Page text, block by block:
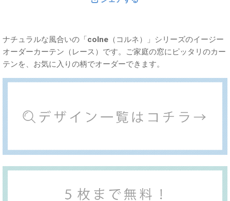
ナチュラルな風合いの「colne（コルネ）」シリーズのイージー
オーダーカーテン（レース）です。ご家庭の窓にピッタリのカー
テンを、お気に入りの柄でオーダーできます。